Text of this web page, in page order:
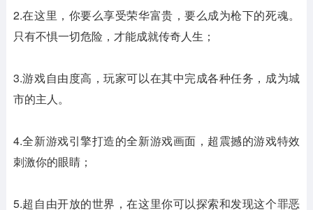
2.在这里，你要么享受荣华富贵，要么成为枪下的死魂。
只有不惧一切危险，才能成就传奇人生；
3.游戏自由度高，玩家可以在其中完成各种任务，成为城
市的主人。
4.全新游戏引擎打造的全新游戏画面，超震撼的游戏特效
刺激你的眼睛；
5.超自由开放的世界，在这里你可以探索和发现这个罪恶